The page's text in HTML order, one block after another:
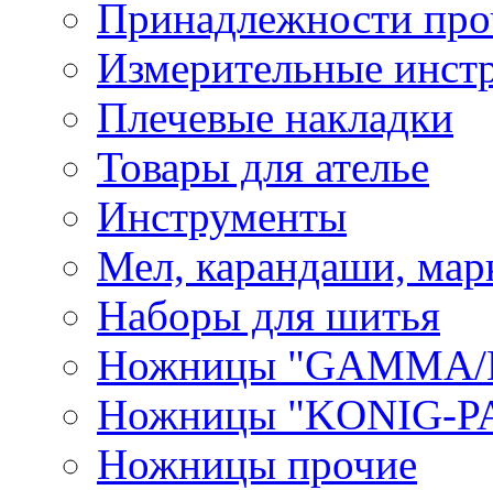
Принадлежности
Измерительные
Плечевые накладки
Товары для ателье
Инструменты
Мел, карандаши,
Наборы для шитья
Ножницы "GAMMA/
Ножницы "KONIG-
Ножницы прочие